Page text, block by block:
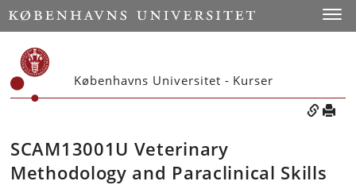
Københavns Universitet - Kurser
SCAM13001U Veterinary
Methodology and Paraclinical Skills